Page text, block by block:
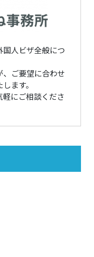
人ビザ全般につ
ご要望に合わせ
ます。
にご相談くださ